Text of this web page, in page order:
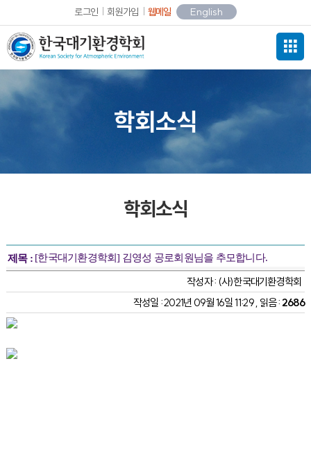
로그인 회원가입 웹메일 English
학회소식
학회소식
제목 :[한국대기환경학회] 김영성 공로회원님을 추모합니다.
작성자 : (사)한국대기환경학회
작성일 : 2021년 09월 16일 11:29 , 읽음 :2686